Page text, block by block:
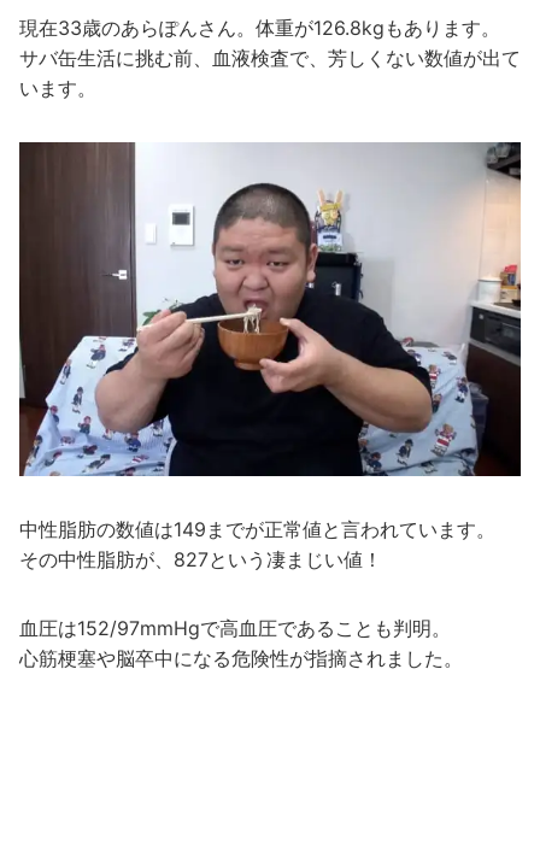
現在33歳のあらぽんさん。体重が126.8kgもあります。
サバ缶生活に挑む前、血液検査で、芳しくない数値が出て
います。
中性脂肪の数値は149までが正常値と言われています。
その中性脂肪が、827という凄まじい値！
血圧は152/97mmHgで高血圧であることも判明。
心筋梗塞や脳卒中になる危険性が指摘されました。